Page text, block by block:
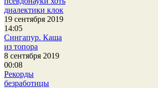
диалектики клок
19 сентября 2019
14:05
Сингапур. Каша
из топора
8 сентября 2019
00:08
Рекорды
безработицы